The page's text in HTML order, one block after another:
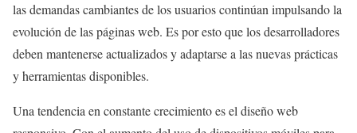
las demandas cambiantes de los usuarios continúan impulsando la
evolución de las páginas web. Es por esto que los desarrolladores
deben mantenerse actualizados y adaptarse a las nuevas prácticas
y herramientas disponibles.
Una tendencia en constante crecimiento es el diseño web